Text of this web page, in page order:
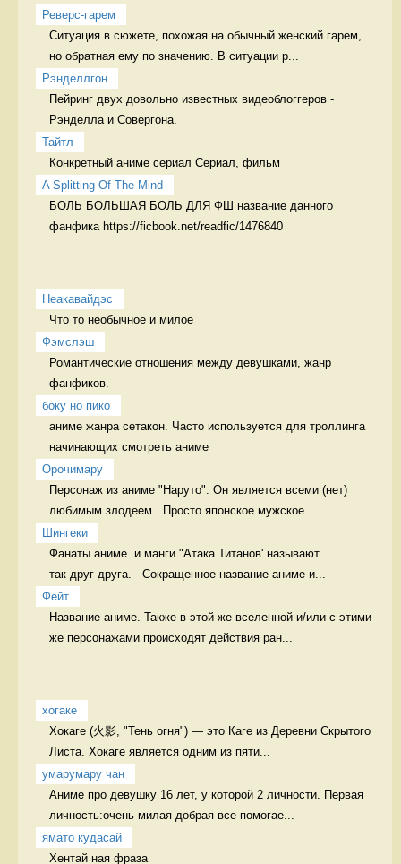
Реверс-гарем
Ситуация в сюжете, похожая на обычный женский гарем,
но обратная ему по значению. В ситуации р...
Рэнделлгон
Пейринг двух довольно известных видеоблоггеров -
Рэнделла и Совергона.
Тайтл
Конкретный аниме сериал Сериал, фильм
A Splitting Of The Mind
БОЛЬ БОЛЬШАЯ БОЛЬ ДЛЯ ФШ название данного
фанфика https://ficbook.net/readfic/1476840
Неакавайдэс
Что то необычное и милое
Фэмслэш
Романтические отношения между девушками, жанр
фанфиков.
боку но пико
аниме жанра сетакон. Часто используется для троллинга
начинающих смотреть аниме
Орочимару
Персонаж из аниме "Наруто". Он является всеми (нет)
любимым злодеем.  Просто японское мужское ...
Шингеки
Фанаты аниме  и манги "Атака Титанов' называют
так друг друга.   Сокращенное название аниме и...
Фейт
Название аниме. Также в этой же вселенной и/или с этими
же персонажами происходят действия ран...
хогаке
Хокаге (火影, "Тень огня") — это Каге из Деревни Скрытого
Листа. Хокаге является одним из пяти...
умарумару чан
Аниме про девушку 16 лет, у которой 2 личности. Первая
личность:очень милая добрая все помогае...
ямато кудасай
Хентай ная фраза